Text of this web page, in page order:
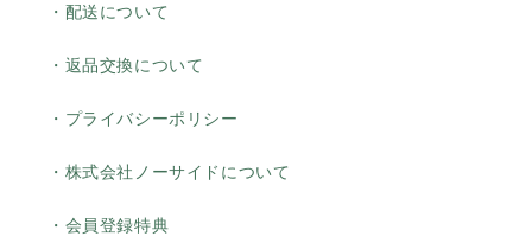
・配送について
・返品交換について
・プライバシーポリシー
・株式会社ノーサイドについて
・会員登録特典